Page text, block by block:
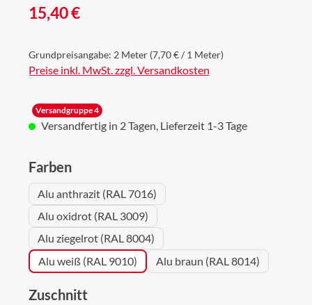
Regulärer Preis:
15,40 €
Grundpreisangabe: 2 Meter (7,70 € / 1 Meter)
Preise inkl. MwSt. zzgl. Versandkosten
Versandgruppe 4
Versandfertig in 2 Tagen, Lieferzeit 1-3 Tage
Farbenauswählen
Alu anthrazit (RAL 7016)
Alu oxidrot (RAL 3009)
Alu ziegelrot (RAL 8004)
Alu weiß (RAL 9010)
Alu braun (RAL 8014)
Zuschnitt